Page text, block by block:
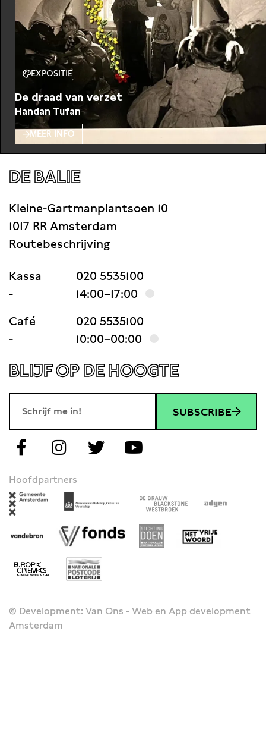
Tussenlanding Collective
Tussenlanding Collective is an interdisciplinary makers’
collective working at the intersection of the migration
society, heritage, art, and social change.
In Lasting Things, Handan and the collective developed a
layered project in which personal objects and intimate
stories take centre stage. Through research, film, objects and
text, they explore how individual experiences can be
EXPOSITIE
De draad van verzet
Handan Tufan
MEER INFO
DE BALIE
Kleine-Gartmanplantsoen 10
1017 RR Amsterdam
Routebeschrijving
Kassa
020 5535100
-
14:00–17:00
Café
020 5535100
-
10:00–00:00
BLIJF OP DE HOOGTE
SUBSCRIBE
Hoofdpartners
© Development: Van Ons - Web en App development
Amsterdam